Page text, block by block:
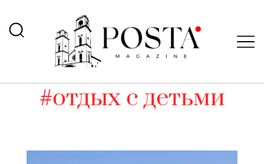
#отдых с детьми